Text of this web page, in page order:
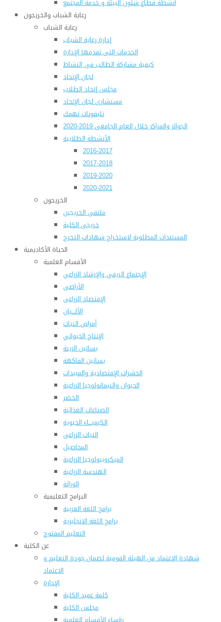
أنشطة قطاع شئون البيئة و خدمة المجتمع
رعاية الشباب والخريجون
رعاية الشباب
إدارة رعاية الشباب
الخدمات التى تقدمها الإدارة
كيفية مشاركة الطالب فى النشاط
لجان الإتحاد
مجلس إتحاد الطلاب
مستشارى لجان الإتحاد
تليفونات تهمك
الجوائز والمراكز خلال العام الجامعى 2019-2020
الأنشطة الطلابية
2016-2017
2017-2018
2019-2020
2020-2021
الخريجون
ملتقى الخريجين
خريجى الكلية
المستندات المطلوبة لاستخراج شهادات التخرج
الحياة الأكاديمية
الأقسام العلمية
الإجتماع الريفي والإرشاد الزراعي
الأراضى
الإقتصاد الزراعى
الألـــبان
أمراض النبات
الإنتاج الحيواني
بساتين الزينة
بساتين الفاكهة
الحشرات الإقتصادية والمبيدات
الحيوان والنيماتولوجيا الزراعية
الخضر
الصناعات الغذائية
الكيميـــاء الحيوية
النبات الزراعى
المحاصيل
الميكروبيولوجيا الزراعية
الهندسة الزراعية
الوراثة
البرامج التعليمية
برامج اللغة العربية
برامج اللغة الانجليزية
التعليم المفتوح
عن الكلية
شهادة الاعتماد من الهيئة القومية لضمان جودة التعليم و
الاعتماد
الإدارة
كلمة عميد الكلية
مجلس الكلية